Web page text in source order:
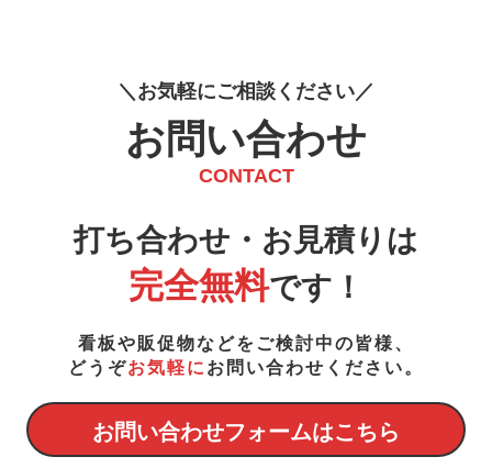
お気軽にご相談 く ださ い
お問い合わせ
CONTACT
打ち合わせ・お見積りは
完全無料です！
看板や販促物などをご検討中の皆様、
どうぞお気軽に お問い合わせください。
お問い合わせフォームはこちら